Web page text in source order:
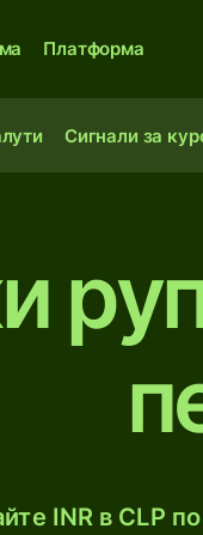
Платформа
Сигнали за
INR в CLP